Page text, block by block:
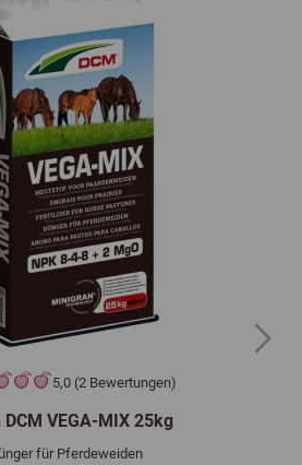
5,0 (2 Bewertungen)
DCM VEGA-MIX 25kg
für Pferdeweiden
Next